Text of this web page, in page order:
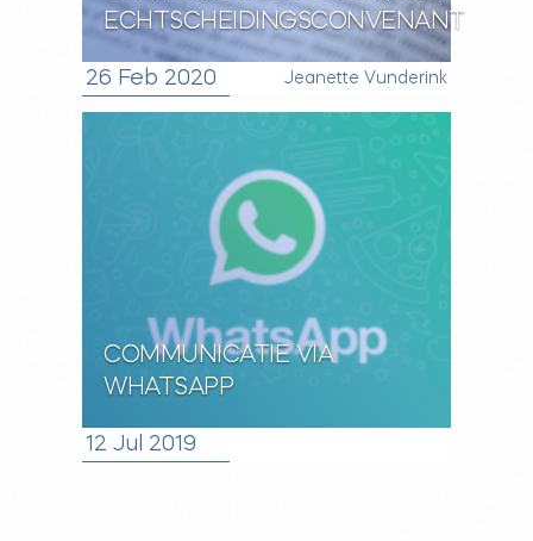
ECHTSCHEIDINGSCONVENANT
26 Feb 2020 Jeanette Vunderink
COMMUNICATIE VIA
WHATSAPP
12 Jul 2019